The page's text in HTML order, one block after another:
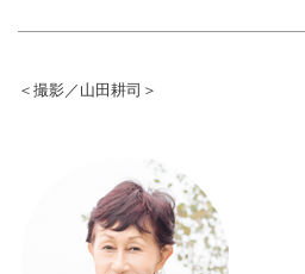
＜撮影／山田耕司＞